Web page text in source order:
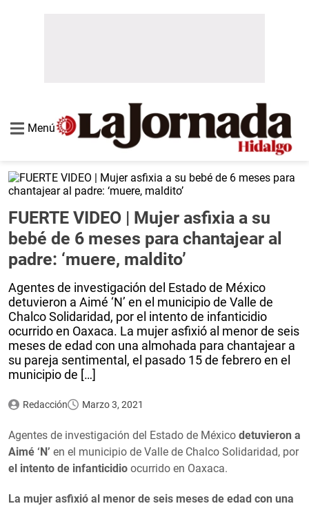
Menú
FUERTE VIDEO | Mujer asfixia a su
bebé de 6 meses para chantajear al
padre: ‘muere, maldito’
Agentes de investigación del Estado de México
detuvieron a Aimé ‘N’ en el municipio de Valle de
Chalco Solidaridad, por el intento de infanticidio
ocurrido en Oaxaca. La mujer asfixió al menor de seis
meses de edad con una almohada para chantajear a
su pareja sentimental, el pasado 15 de febrero en el
municipio de […]
Redacción Marzo 3, 2021
Agentes de investigación del Estado de México detuvieron a
Aimé ‘N’ en el municipio de Valle de Chalco Solidaridad, por
el intento de infanticidio ocurrido en Oaxaca.
La mujer asfixió al menor de seis meses de edad con una